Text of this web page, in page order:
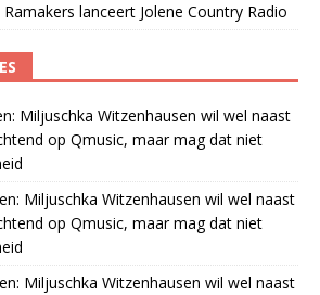
lanceert Jolene Country Radio
Miljuschka Witzenhausen wil wel naast
op Qmusic, maar mag dat niet
Miljuschka Witzenhausen wil wel naast
op Qmusic, maar mag dat niet
Miljuschka Witzenhausen wil wel naast